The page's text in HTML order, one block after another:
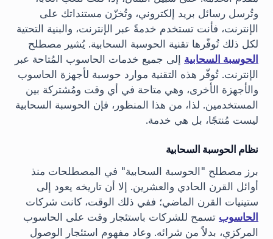
وتُرسل رسائل بريد إلكتروني، وتُخزّن مستنداتك على
الإنترنت، فأنت تستخدم خدمةً عبر الإنترنت، والبنية التحتية
لكل ذلك تُوفّرها تقنية الحوسبة السحابية. يُشير مصطلح
الحوسبة السحابية إلى جميع خدمات الحاسوب المُتاحة عبر
الإنترنت. تُوفّر هذه التقنية موارد حوسبة لأجهزة الحاسوب
والأجهزة الأخرى، وهي متاحة في أي وقت ومُشتركة بين
المستخدمين. لذا، من هذا المنظور، فإن الحوسبة السحابية
ليست مُنتجًا، بل هي خدمة.
نظام الحوسبة السحابية
برز مصطلح "الحوسبة السحابية" في المصطلحات منذ
أوائل القرن الحادي والعشرين. إلا أن تاريخه يعود إلى
ستينيات القرن الماضي؛ ففي ذلك الوقت، كانت شركات
الحاسوب تسمح للشركات باستئجار وقت على الحاسوب
المركزي، بدلاً من شرائه. وعاد مفهوم استئجار الوصول